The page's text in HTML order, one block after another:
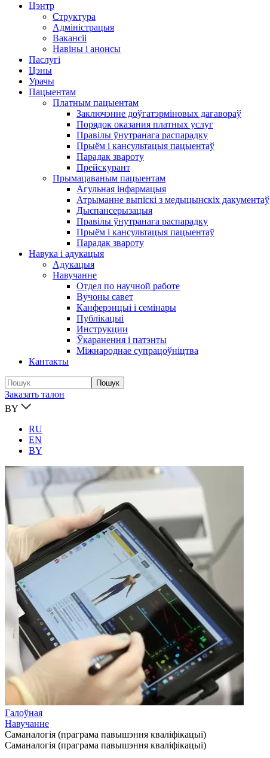
Цэнтр
Структура
Адміністрацыя
Вакансіі
Навіны і анонсы
Паслугі
Цэны
Урачы
Пацыентам
Платным пацыентам
Заключэнне доўгатэрміновых дагавораў
Порядок оказания платных услуг
Правілы ўнутранага распарадку
Прыём і кансультацыя пацыентаў
Парадак звароту
Прейскурант
Прымацаваным пацыентам
Агульная інфармацыя
Атрыманне выпіскі з медыцынскіх дакументаў
Дыспансерызацыя
Правілы ўнутранага распарадку
Прыём і кансультацыя пацыентаў
Парадак звароту
Навука і адукацыя
Адукацыя
Навучанне
Отдел по научной работе
Вучоны савет
Канферэнцыі і семінары
Публікацыi
Инструкции
Ўкаранення і патэнты
Міжнароднае супрацоўніцтва
Кантакты
Заказать талон
BY
RU
EN
BY
Галоўная
Навучанне
Саманалогія (праграма павышэння кваліфікацыі)
Саманалогія (праграма павышэння кваліфікацыі)